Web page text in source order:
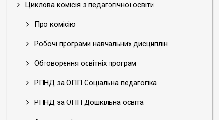
Циклова комісія з педагогічної освіти
Про комісію
Робочі програми навчальних дисциплін
Обговорення освітніх програм
РПНД за ОПП Соціальна педагогіка
РПНД за ОПП Дошкільна освіта